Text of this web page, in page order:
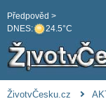
DNES: 24.5°C
Předpověd >
ŽivotvČesku.cz